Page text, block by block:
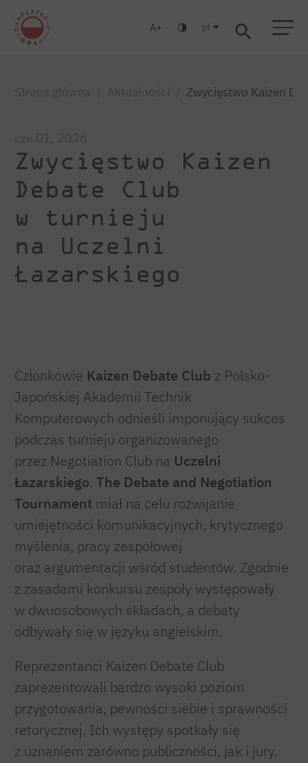
A pl
Zwycięstwo Kaizen
Zwycięstwo Kaizen
Debate Club
w turnieju
na Uczelni
Łazarskiego
Członkowie Kaizen Debate Club z Polsko-
Japońskiej Akademii Technik
Komputerowych odnieśli imponujący sukces
podczas turnieju organizowanego
przez Negotiation Club na Uczelni
Łazarskiego. The Debate and Negotiation
Tournament miał na celu rozwijanie
umiejętności komunikacyjnych, krytycznego
myślenia, pracy zespołowej
oraz argumentacji wśród studentów. Zgodnie
z zasadami konkursu zespoły występowały
w dwuosobowych składach, a debaty
odbywały się w języku angielskim.
Reprezentanci Kaizen Debate Club
zaprezentowali bardzo wysoki poziom
przygotowania, pewności siebie i sprawności
retorycznej. Ich występy spotkały się
z uznaniem zarówno publiczności, jak i jury.